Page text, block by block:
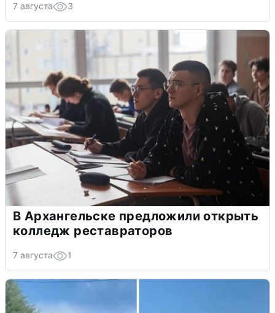
7 августа 3
В Архангельске предложили открыть
колледж реставраторов
7 августа 1